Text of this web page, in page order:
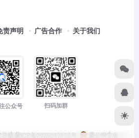
责声明 广告合作 关于我们
公众号 扫码加群
导航 蒙ICP备2025033835号 蒙公网安备